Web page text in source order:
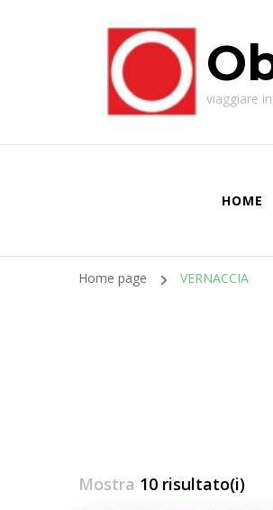
viaggiare
HOME
Home page VERNACCIA
Mostra 10 risultato(i)